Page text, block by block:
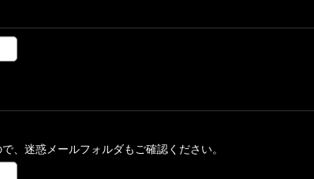
、迷惑メールフォルダもご確認ください。